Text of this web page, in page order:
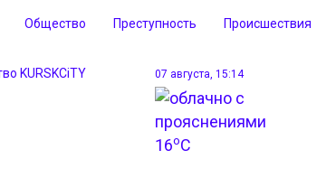
Общество Преступность Происшествия
07 августа, 15:14
16oC